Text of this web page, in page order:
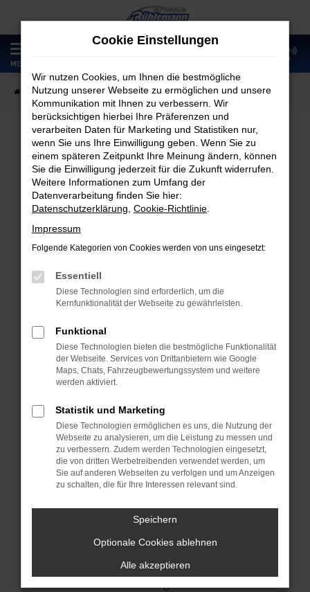
Zum
Hauptinhalt
springen
MENÜ
Startseite Fahrzeugangebote Fahrzeugmarkt
Fahrzeugmarkt
Fehler: Network Error
Beim Laden ist ein Fehler aufgetreten.
Hier sind ein paar Tipps, die dir helfen können:
Überprüfe deine Firewall und deine
Laden andere Webseiten, zum Beispiel
deine Suchmaschine?
Prüfe deine Browsererweiterungen.
Manche Erweiterungen, wie Werbeblocker,
können das Laden bestimmter Seiten
verhindern. Funktioniert die Seite in einem
anderen Browser oder in einem privaten
Fenster?
Starte dein Gerät neu.
vorübergehende Probleme zu beheben.
Betriebssystem auf dem neuesten Stand
Veraltete Software birgt nicht nur ein
Cookie Einstellungen
Wir nutzen Cookies, um Ihnen die bestmögliche
Nutzung unserer Webseite zu ermöglichen und unsere
Kommunikation mit Ihnen zu verbessern. Wir
berücksichtigen hierbei Ihre Präferenzen und
verarbeiten Daten für Marketing und Statistiken nur,
wenn Sie uns Ihre Einwilligung geben. Wenn Sie zu
einem späteren Zeitpunkt Ihre Meinung ändern, können
Sie die Einwilligung jederzeit für die Zukunft widerrufen.
Weitere Informationen zum Umfang der
Datenverarbeitung finden Sie hier:
Datenschutzerklärung Cookie-Richtlinie
Impressum
Folgende Kategorien von Cookies werden von uns eingesetzt:
Essentiell
Diese Technologien sind erforderlich, um die
Kernfunktionalität der Webseite zu gewährleisten.
Funktional
Diese Technologien bieten die bestmögliche Funktionalität
der Webseite. Services von Drittanbietern wie Google
Maps, Chats, Fahrzeugbewertungssystem und weitere
werden aktiviert.
Statistik und Marketing
Diese Technologien ermöglichen es uns, die Nutzung der
Webseite zu analysieren, um die Leistung zu messen und
zu verbessern. Zudem werden Technologien eingesetzt,
die von dritten Werbetreibenden verwendet werden, um
Sie auf anderen Webseiten zu verfolgen und um Anzeigen
zu schalten, die für Ihre Interessen relevant sind.
Speichern
Optionale Cookies ablehnen
Alle akzeptieren